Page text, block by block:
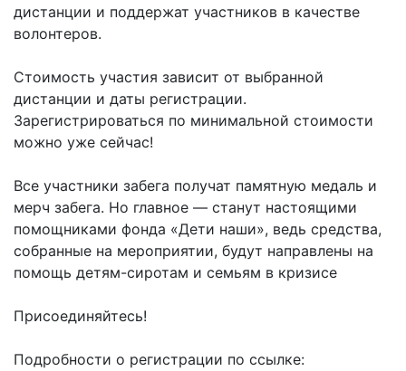
дистанции и поддержат участников в качестве
волонтеров.
Стоимость участия зависит от выбранной
дистанции и даты регистрации.
Зарегистрироваться по минимальной стоимости
можно уже сейчас!
Все участники забега получат памятную медаль и
мерч забега. Но главное — станут настоящими
помощниками фонда «Дети наши», ведь средства,
собранные на мероприятии, будут направлены на
помощь детям-сиротам и семьям в кризисе
Присоединяйтесь!
Подробности о регистрации по ссылке: